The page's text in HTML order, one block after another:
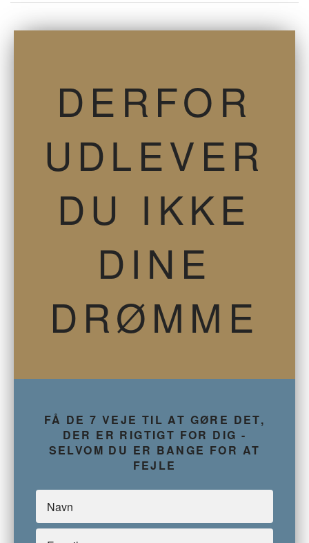
DERFOR
UDLEVER
DU IKKE
DINE
DRØMME
FÅ DE 7 VEJE TIL AT GØRE DET,
DER ER RIGTIGT FOR DIG -
SELVOM DU ER BANGE FOR AT
FEJLE